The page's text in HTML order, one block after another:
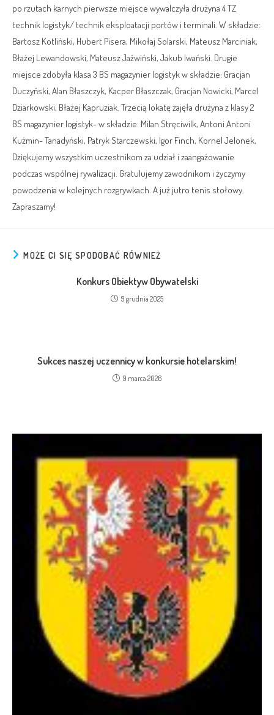
po rzutach karnych pierwsze miejsce wywalczyła drużyna 4 TZ
technik logistyk/ technik eksploatacji portów i terminali. W składzie:
Bartosz Kotliński, Hubert Pisera, Mikołaj Solarski, Mateusz Marciniak,
Błażej Lewandowski, Mateusz Jaźwiński, Jakub Iwański. Drugie
miejsce zdobyła klasa 3 BS magazynier logistyk w składzie: Gracjan
Duczyński, Alan Błaszczyk, Kacper Błaszczak, Gracjan Nowicki, Marcel
Dziarkowski, Błażej Kapruziak. Trzecią lokatę zajęła drużyna z klasy 2
BS magazynier logistyk- w składzie: Milan Stręciwilk, Antoni Antoni
Kuźmin- Tanadyński, Patryk Starczewski, Igor Finch, Kornel Jelonek,
Dziękujemy wszystkim uczestnikom za udział i zaangażowanie
podczas wspólnej rywalizacji. Gratulujemy zawodnikom i życzymy
powodzenia w kolejnych rozgrywkach. A już jutro tenis stołowy.
Zapraszamy!
MOŻE CI SIĘ SPODOBAĆ RÓWNIEŻ
Konkurs Obiektyw Obywatelski
9 grudnia 2025
Sukces naszej uczennicy w konkursie hotelarskim!
9 marca 2026